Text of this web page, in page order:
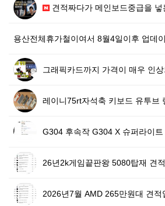
견적짜다가 메인보드중급을 넣는 이유에
용산전체휴가철이여서 8월4일이후 업데
그래픽카드까지 가격이 매우 인상되었
레이니75rt자석축 키보드 유투브
G304 후속작 G304 X 슈퍼라이트 게
26년2k게임끝판왕 5080탑재 견
2026년7월 AMD 265만원대 견적